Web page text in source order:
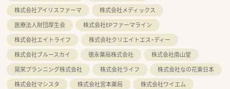
株式会社アイリスファーマ
株式会社メディックス
医療法人財団厚生会
株式会社EPファーマライン
株式会社エイトライフ
株式会社クリエイトエス・ディー
株式会社ブルースカイ
徳永薬局株式会社
株式会社南山堂
晃栄プランニング株式会社
株式会社ライフ
株式会社なの花東日本
株式会社マシスタ
株式会社宮本薬局
株式会社ワイエム